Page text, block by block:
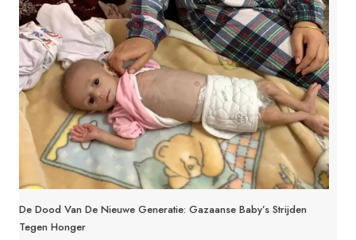
De Dood Van De Nieuwe Generatie: Gazaanse Baby’s Strijden
Tegen Honger